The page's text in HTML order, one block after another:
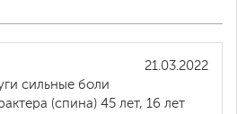
21.03.2022
сильные боли
(спина) 45 лет, 16 лет